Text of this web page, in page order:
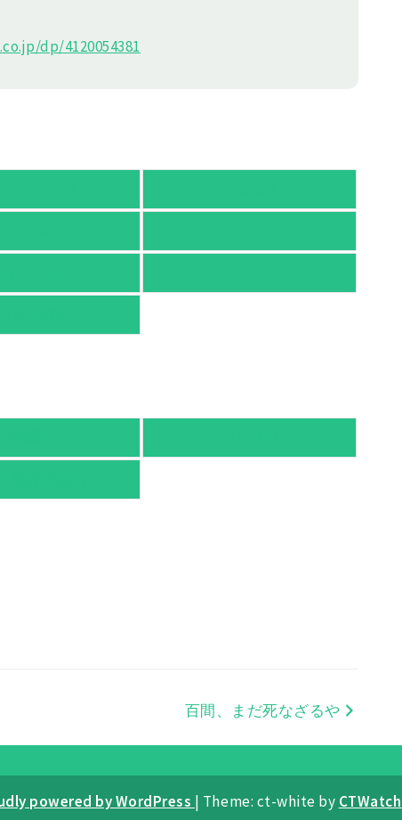
dp/4120054381
百間、まだ死なざるや
powered by WordPress | Theme: ct-white by